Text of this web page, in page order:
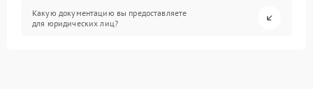
Какую документацию вы предоставляете
для юридических лиц?